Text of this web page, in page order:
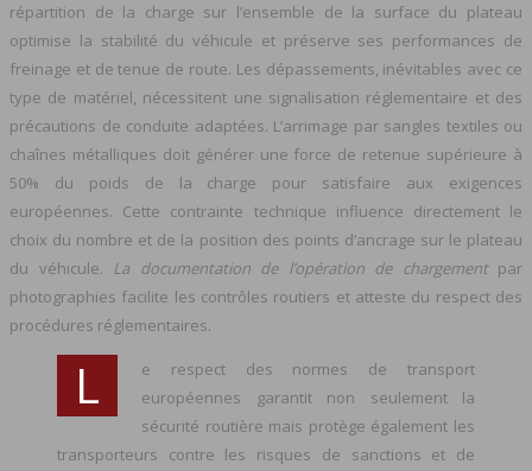
répartition de la charge sur l’ensemble de la surface du plateau
optimise la stabilité du véhicule et préserve ses performances de
freinage et de tenue de route. Les dépassements, inévitables avec ce
type de matériel, nécessitent une signalisation réglementaire et des
précautions de conduite adaptées. L’arrimage par sangles textiles ou
chaînes métalliques doit générer une force de retenue supérieure à
50% du poids de la charge pour satisfaire aux exigences
européennes. Cette contrainte technique influence directement le
choix du nombre et de la position des points d’ancrage sur le plateau
du véhicule. La documentation de l’opération de chargement par
photographies facilite les contrôles routiers et atteste du respect des
procédures réglementaires.
L
e respect des normes de transport
européennes garantit non seulement la
sécurité routière mais protège également les
transporteurs contre les risques de sanctions et de